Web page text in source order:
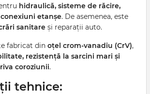
hidraulică, sisteme de răcire,
etanșe. De asemenea, este
sanitare și reparații auto.
fabricat din oțel crom-vanadiu (CrV),
rezistență la sarcini mari și
coroziunii.
tehnice: